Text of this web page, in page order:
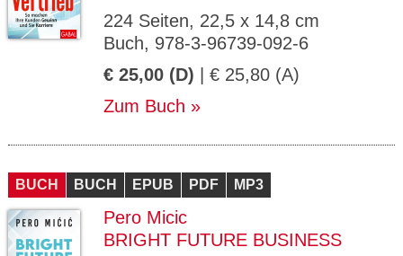
224 Seiten, 22,5 x 14,8 cm
Buch, 978-3-96739-092-6
€ 25,00 (D) | € 25,80 (A)
Zum Buch
BUCH BUCH EPUB PDF MP3
Pero Micic
BRIGHT FUTURE BUSINESS